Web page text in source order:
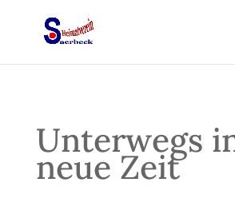
Unterwegs
neue Zeit